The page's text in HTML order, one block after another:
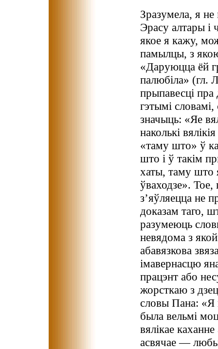
Зразумела, я
Эрасу алтары і
якое я кажу,
памылцы, з
«Даруюцца ёй
палюбіла» (гл.
прыпавесці
гэтымі
значыць: «Яе
наколькі
«таму што» ў
што і ў такім
хаты, таму
ўваходзе».
з’яўляецца не
доказам таго,
разумеюць
невядома з
абавязкова
імавернасцю
працэнт або
жорсткаю з
словы Пана: «Я
была вельмі
вялікае
асвячае —